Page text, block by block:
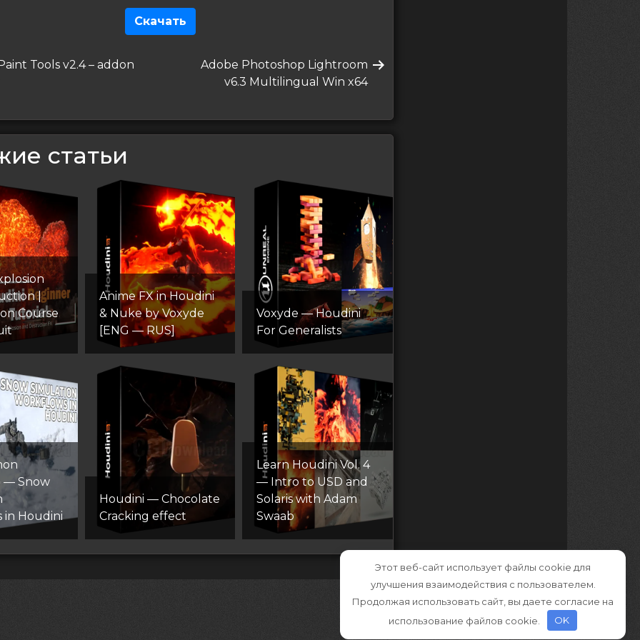
Скачать
Tools v2.4 – addon
Следующая
запись
Adobe Photoshop Lightroom
v6.3 Multilingual Win x64
статьи
|
Course
Anime FX in Houdini
& Nuke by Voxyde
[ENG — RUS]
Voxyde — Houdini
For Generalists
— Snow
in Houdini
Houdini — Chocolate
Cracking effect
Learn Houdini Vol. 4
— Intro to USD and
Solaris with Adam
Swaab
Этот веб-сайт использует файлы cookie для
улучшения взаимодействия с пользователем.
Продолжая использовать сайт, вы даете согласие на
использование файлов cookie.
OK